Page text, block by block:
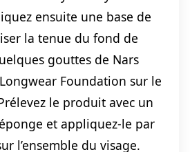
ensuite une base de
la tenue du fond de
gouttes de Nars
Foundation sur le
le produit avec un
et appliquez-le par
l’ensemble du visage.